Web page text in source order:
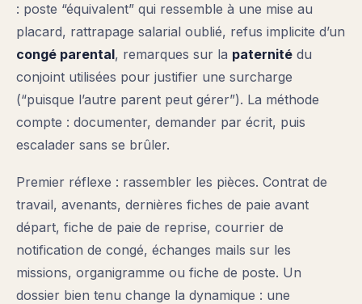
: poste “équivalent” qui ressemble à une mise au
placard, rattrapage salarial oublié, refus implicite d’un
congé parental, remarques sur la paternité du
conjoint utilisées pour justifier une surcharge
(“puisque l’autre parent peut gérer”). La méthode
compte : documenter, demander par écrit, puis
escalader sans se brûler.
Premier réflexe : rassembler les pièces. Contrat de
travail, avenants, dernières fiches de paie avant
départ, fiche de paie de reprise, courrier de
notification de congé, échanges mails sur les
missions, organigramme ou fiche de poste. Un
dossier bien tenu change la dynamique : une